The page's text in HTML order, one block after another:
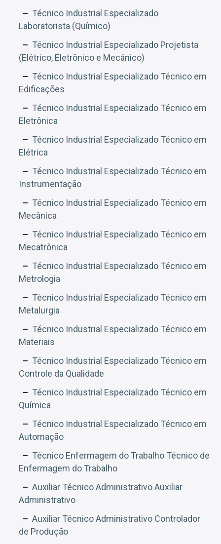
Técnico Industrial Especializado
Laboratorista (Químico)
Técnico Industrial Especializado Projetista
(Elétrico, Eletrônico e Mecânico)
Técnico Industrial Especializado Técnico em
Edificações
Técnico Industrial Especializado Técnico em
Eletrônica
Técnico Industrial Especializado Técnico em
Elétrica
Técnico Industrial Especializado Técnico em
Instrumentação
Técnico Industrial Especializado Técnico em
Mecânica
Técnico Industrial Especializado Técnico em
Mecatrônica
Técnico Industrial Especializado Técnico em
Metrologia
Técnico Industrial Especializado Técnico em
Metalurgia
Técnico Industrial Especializado Técnico em
Materiais
Técnico Industrial Especializado Técnico em
Controle da Qualidade
Técnico Industrial Especializado Técnico em
Química
Técnico Industrial Especializado Técnico em
Automação
Técnico Enfermagem do Trabalho Técnico de
Enfermagem do Trabalho
Auxiliar Técnico Administrativo Auxiliar
Administrativo
Auxiliar Técnico Administrativo Controlador
de Produção